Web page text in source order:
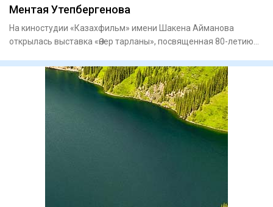
Ментая Утепбергенова
На киностудии «Казахфильм» имени Шакена Айманова
открылась выставка «Өнер тарланы», посвященная 80-летию